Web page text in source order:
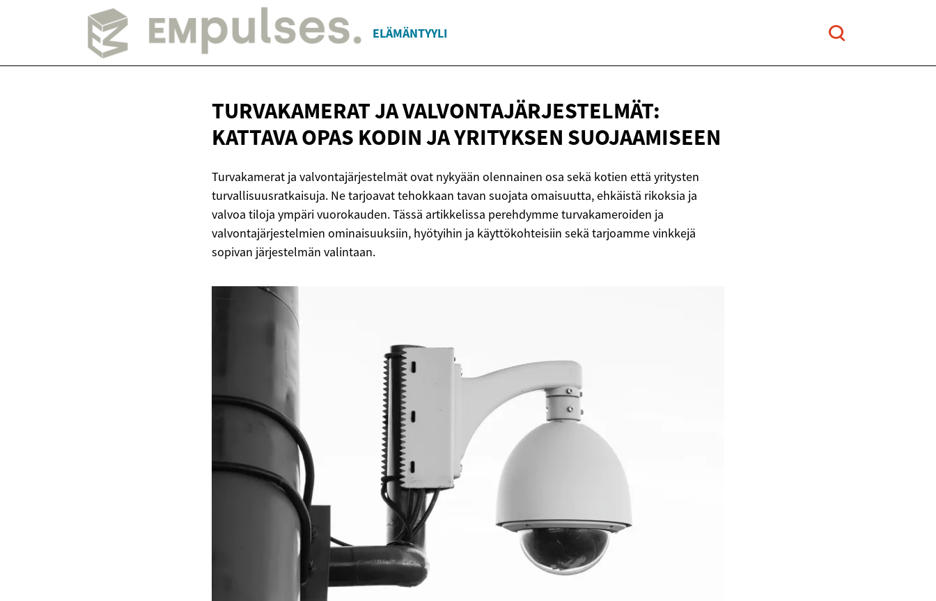
ELÄMÄNTYYLI
TURVAKAMERAT JA VALVONTAJÄRJESTELMÄT:
KATTAVA OPAS KODIN JAYRITYKSEN SUOJAAMISEEN
Turvakamerat ja valvontajärjestelmät ovat nykyään olennainen osa sekä kotien että yritysten
turvallisuusratkaisuja. Ne tarjoavat tehokkaan tavan suojata omaisuutta, ehkäistä rikoksia ja
valvoa tiloja ympäri vuorokauden. Tässä artikkelissa perehdymme turvakameroiden ja
valvontajärjestelmien ominaisuuksiin, hyötyihin ja käyttökohteisiin sekä tarjoamme vinkkejä
sopivan järjestelmän valintaan.